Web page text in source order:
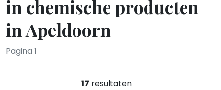
in chemische producten
in Apeldoorn
Pagina 1
17 resultaten